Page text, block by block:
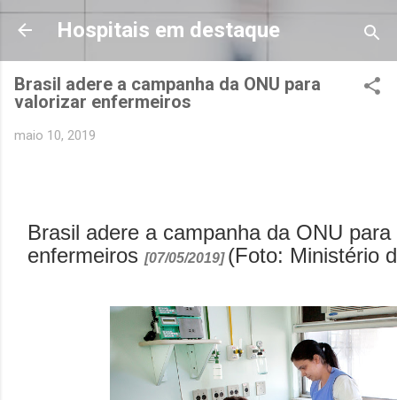
Pular para o conteúdo principal
Hospitais em destaque
Brasil adere a campanha da ONU para
valorizar enfermeiros
maio 10, 2019
Brasil adere a campanha da ONU
enfermeiros [07/05/2019] (Foto: Ministério